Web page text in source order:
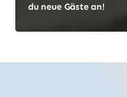
du neue Gäste an!